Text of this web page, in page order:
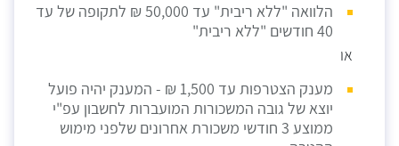
הלוואה "ללא ריבית" עד 50,000 ₪ לתקופה של עד
40 חודשים "ללא ריבית"
או
מענק הצטרפות עד 1,500 ₪ - המענק יהיה פועל
יוצא של גובה המשכורות המועברות לחשבון עפ"י
ממוצע 3 חודשי משכורת אחרונים שלפני מימוש